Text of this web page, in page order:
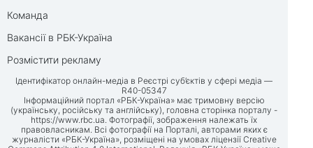
Команда
Вакансії в РБК-Україна
Розмістити рекламу
Ідентифікатор онлайн-медіа в Реєстрі суб’єктів у сфері медіа —
R40-05347
Інформаційний портал «РБК-Україна» має тримовну версію
(українську, російську та англійську), головна сторінка порталу -
https://www.rbc.ua. Фотографії, зображення належать їх
правовласникам. Всі фотографії на Порталі, авторами яких є
журналісти «РБК-Україна», розміщені на умовах ліцензії Creative